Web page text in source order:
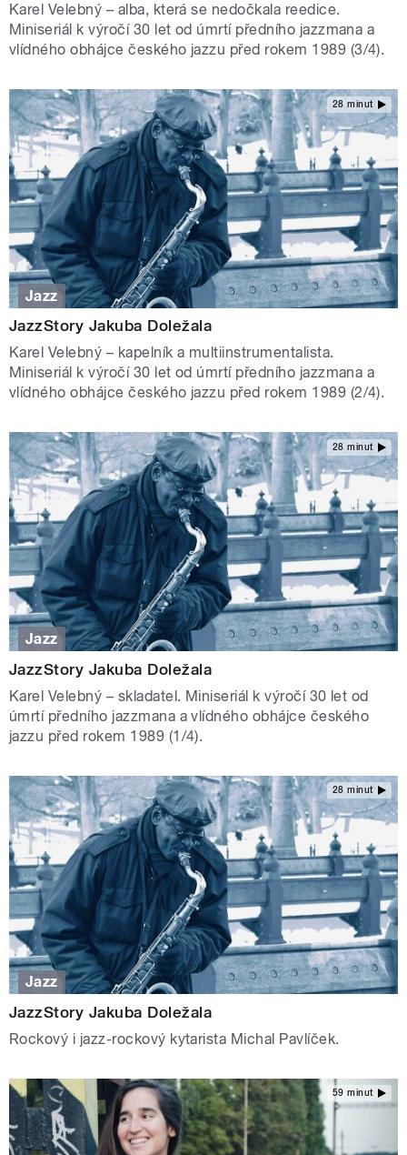
Karel Velebný – alba, která se nedočkala reedice.
Miniseriál k výročí 30 let od úmrtí předního jazzmana a
vlídného obhájce českého jazzu před rokem 1989 (3/4).
28 minut
Jazz
JazzStory Jakuba Doležala
Karel Velebný – kapelník a multiinstrumentalista.
Miniseriál k výročí 30 let od úmrtí předního jazzmana a
vlídného obhájce českého jazzu před rokem 1989 (2/4).
28 minut
Jazz
JazzStory Jakuba Doležala
Karel Velebný – skladatel. Miniseriál k výročí 30 let od
úmrtí předního jazzmana a vlídného obhájce českého
jazzu před rokem 1989 (1/4).
28 minut
Jazz
JazzStory Jakuba Doležala
Rockový i jazz-rockový kytarista Michal Pavlíček.
59 minut